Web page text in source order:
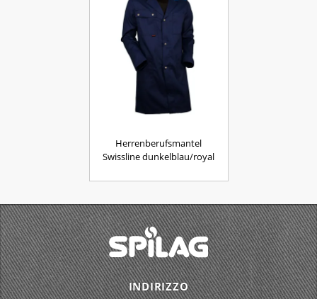
Herrenberufsmantel
Swissline dunkelblau/royal
INDIRIZZO